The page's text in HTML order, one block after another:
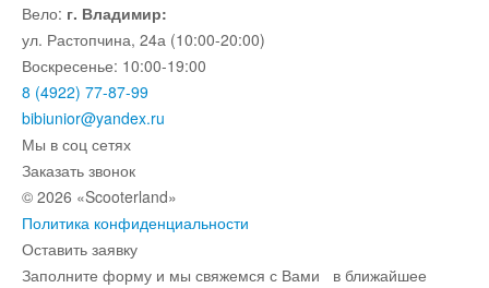
Вело: г. Владимир:
ул. Растопчина, 24а (10:00-20:00)
Воскресенье: 10:00-19:00
8 (4922) 77-87-99
bibiunior@yandex.ru
Мы в соц сетях
Заказать звонок
© 2026 «Scooterland»
Политика конфиденциальности
Оставить заявку
Заполните форму и мы свяжемся с Вами в ближайшее